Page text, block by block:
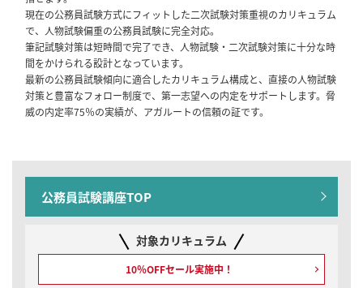
型】地方公務員・国家一般職・専門職カリキュラム（フル・ライト）（大
卒/1年コース）／【教養型】国家一般職・地方公務員カリキュラム（フ
ル・ライト）（大卒/1年コース）
2026/02/02 公務員試験
【リリース情報】公務員試験対策講座｜【2028年合格目標】国家総合職
［法律区分・教養区分併願］対策カリキュラム（大卒/2年コース）／国家
2026/02/02
【リリース情報】公務員試験対策講座｜【2029年合格目標】国家総合職
［法律区分・教養区分併願］対策カリキュラム（大卒/3年コース）／国家
総合職［教養区分］対策カリキュラム（大卒/3年コース）
現在の公務員試験方式にフィットした二次試験対策重視のカリキュラム
で、人物試験偏重の公務員試験に完全対応。
筆記試験対策は短時間で完了でき、人物試験・二次試験対策に十分な時
間をかけられる設計となっています。
最新の公務員試験傾向に適合したカリキュラム構成と、直接の人物試験
対策と豊富なフォロー制度で、第一志望への内定をサポートします。脅
威の内定率75％の実績が、アガルートの信頼の証です。
公務員試験講座TOP
対象カリキュラム
10％OFFセール実施中！